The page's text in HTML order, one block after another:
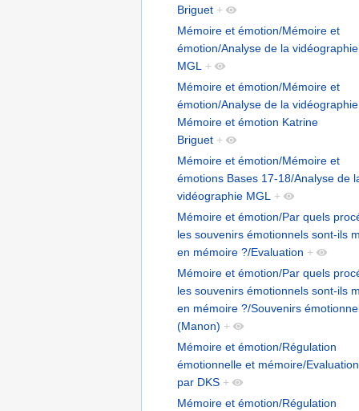
Briguet +
Mémoire et émotion/Mémoire et
émotion/Analyse de la vidéographie
MGL +
Mémoire et émotion/Mémoire et
émotion/Analyse de la vidéographie
Mémoire et émotion Katrine
Briguet +
Mémoire et émotion/Mémoire et
émotions Bases 17-18/Analyse de
vidéographie MGL +
Mémoire et émotion/Par quels
les souvenirs émotionnels sont-ils
en mémoire ?/Evaluation +
Mémoire et émotion/Par quels
les souvenirs émotionnels sont-ils
en mémoire ?/Souvenirs
(Manon) +
Mémoire et émotion/Régulation
émotionnelle et mémoire/
par DKS +
Mémoire et émotion/Régulation